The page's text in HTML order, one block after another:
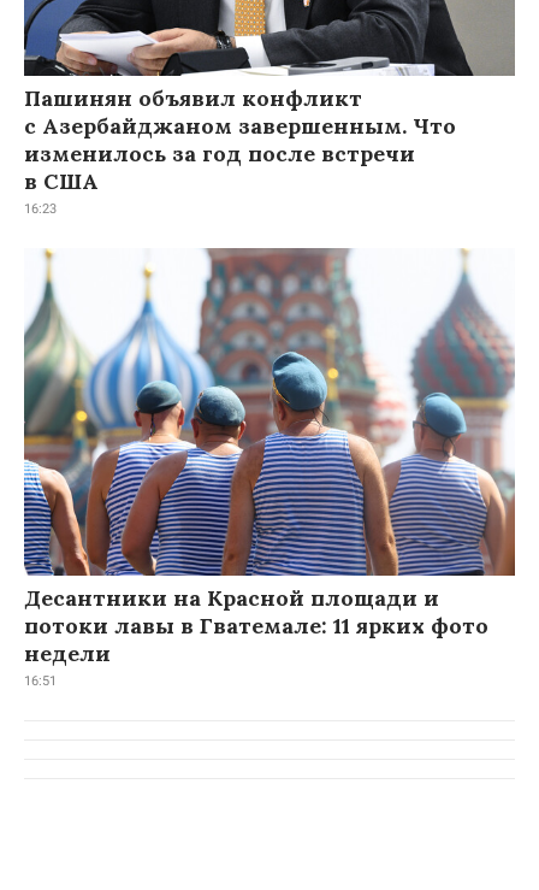
Пашинян объявил конфликт
с Азербайджаном завершенным. Что
изменилось за год после встречи
в США
16:23
Десантники на Красной площади и
потоки лавы в Гватемале: 11 ярких фото
недели
16:51